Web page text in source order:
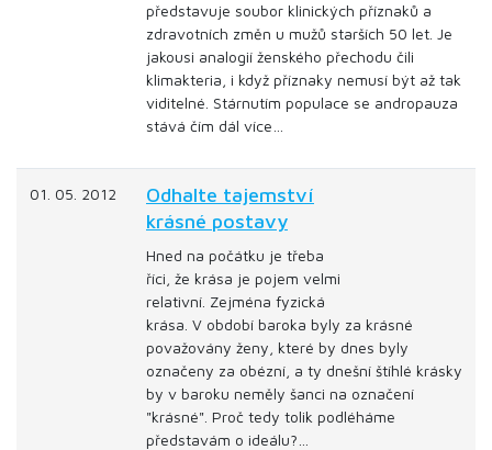
představuje soubor klinických příznaků a
zdravotních změn u mužů starších 50 let. Je
jakousi analogií ženského přechodu čili
klimakteria, i když příznaky nemusí být až tak
viditelné. Stárnutím populace se andropauza
stává čím dál více…
01. 05. 2012
Odhalte tajemství
krásné postavy
Hned na počátku je třeba
říci, že krása je pojem velmi
relativní. Zejména fyzická
krása. V období baroka byly za krásné
považovány ženy, které by dnes byly
označeny za obézní, a ty dnešní štíhlé krásky
by v baroku neměly šanci na označení
"krásné". Proč tedy tolik podléháme
představám o ideálu?…